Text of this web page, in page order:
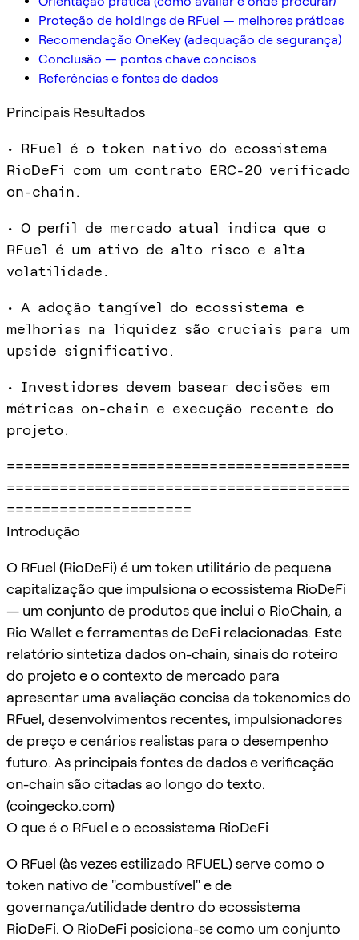
Proteção de holdings de RFuel — melhores práticas
Recomendação OneKey (adequação de segurança)
Conclusão — pontos chave concisos
Referências e fontes de dados
Principais Resultados
• RFuel é o token nativo do ecossistema
RioDeFi com um contrato ERC-20 verificado
on-chain.
• O perfil de mercado atual indica que o
RFuel é um ativo de alto risco e alta
volatilidade.
• A adoção tangível do ecossistema e
melhorias na liquidez são cruciais para um
upside significativo.
• Investidores devem basear decisões em
métricas on-chain e execução recente do
projeto.
=======================================
=======================================
=====================
Introdução
O RFuel (RioDeFi) é um token utilitário de pequena
capitalização que impulsiona o ecossistema RioDeFi
— um conjunto de produtos que inclui o RioChain, a
Rio Wallet e ferramentas de DeFi relacionadas. Este
relatório sintetiza dados on-chain, sinais do roteiro
do projeto e o contexto de mercado para
apresentar uma avaliação concisa da tokenomics do
RFuel, desenvolvimentos recentes, impulsionadores
de preço e cenários realistas para o desempenho
futuro. As principais fontes de dados e verificação
on-chain são citadas ao longo do texto.
(coingecko.com)
O que é o RFuel e o ecossistema RioDeFi
O RFuel (às vezes estilizado RFUEL) serve como o
token nativo de "combustível" e de
governança/utilidade dentro do ecossistema
RioDeFi. O RioDeFi posiciona-se como um conjunto